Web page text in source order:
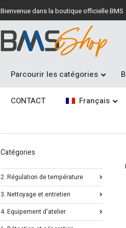
Bienvenue dans la boutique officielle BMS
Parcourir les catégories
CONTACT Français
Catégories
2. Régulation de température
3. Nettoyage et entretien
4. Equipement d'atelier